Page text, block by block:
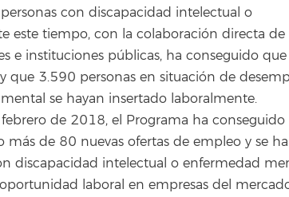
con discapacidad intelectual o
este tiempo, con la colaboración directa de
e instituciones públicas, ha conseguido que
que 3.590 personas en situación de
se hayan insertado laboralmente.
de 2018, el Programa ha conseguido
de 80 nuevas ofertas de empleo y se
discapacidad intelectual o enfermedad
laboral en empresas del